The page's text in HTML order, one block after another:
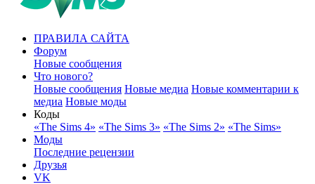
ПРАВИЛА САЙТА
Форум
Новые сообщения
Что нового?
Новые сообщения Новые медиа Новые комментарии к
медиа Новые моды
Коды
«The Sims 4» «The Sims 3» «The Sims 2» «The Sims»
Моды
Последние рецензии
Друзья
VK